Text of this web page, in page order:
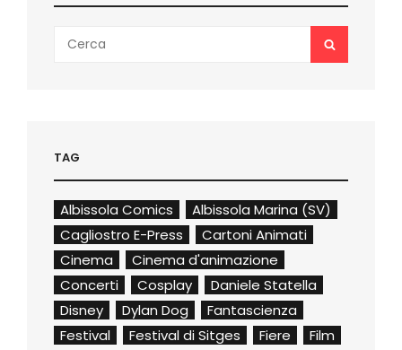
Search
for:
SEARCH
TAG
Albissola Comics
Albissola Marina (SV)
Cagliostro E-Press
Cartoni Animati
Cinema
Cinema d'animazione
Concerti
Cosplay
Daniele Statella
Disney
Dylan Dog
Fantascienza
Festival
Festival di Sitges Fiere
Film